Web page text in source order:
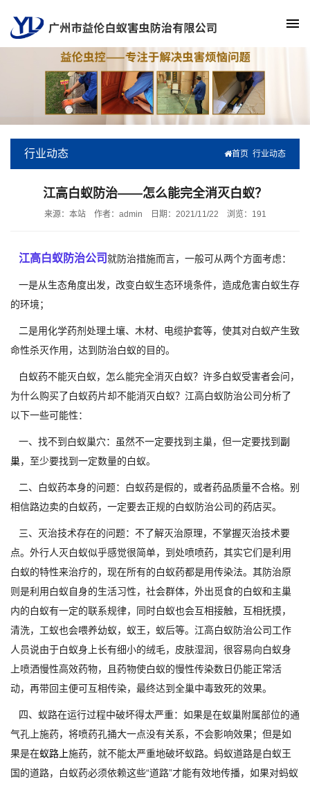
行业动态 首页 行业动态
江高白蚁防治——怎么能完全消灭白蚁？
来源：本站 作者：admin 日期：2021/11/22 浏览： 191
江高白蚁防治公司就防治措施而言，一般可从两个方面考虑：
一是从生态角度出发，改变白蚁生态环境条件，造成危害白蚁生存
的环境；
二是用化学药剂处理土壤、木材、电缆护套等，使其对白蚁产生致
命性杀灭作用，达到防治白蚁的目的。
白蚁药不能灭白蚁，怎么能完全消灭白蚁？许多白蚁受害者会问，
为什么购买了白蚁药片却不能消灭白蚁？江高白蚁防治公司分析了
以下一些可能性：
一、找不到白蚁巢穴：虽然不一定要找到主巢，但一定要找到 副
巢，至少要找到一定数量的白蚁。
二、白蚁药本身的问题：白蚁药是假的，或者药品质量不合格。别
相信路边卖的白蚁药，一定要去正规的白蚁防治公司的药店买。
三、灭治技术存在的问题：不了解灭治原理，不掌握灭治技术要
点。外行人灭白蚁似乎感觉很简单，到处喷喷药，其实它们是利用
白蚁的特性来治疗的，现在所有的白蚁药都是用传染法。其防治原
则是利用白蚁自身的生活习性，社会群体，外出觅食的白蚁和主巢
内的白蚁有一定的联系规律，同时白蚁也会互相接触，互相抚摸，
清洗，工蚁也会喂养幼蚁，蚁王，蚁后等。江高白蚁防治公司工作
人员说由于白蚁身上长有细小的绒毛，皮肤湿润，很容易向白蚁身
上喷洒慢性高效药物，且药物使白蚁的慢性传染数日仍能正常活
动，再带回主便可互相传染，最终达到全巢中毒致死的效果。
四、蚁路在运行过程中破坏得太严重：如果是在蚁巢附属部位的通
气孔上施药，将喷药孔捅大一点没有关系，不会影响效果；但是如
果是在蚁路上施药，就不能太严重地破坏蚁路。蚂蚁道路是白蚁王
国的道路，白蚁药必须依赖这些“道路”才能有效地传播，如果对蚂蚁